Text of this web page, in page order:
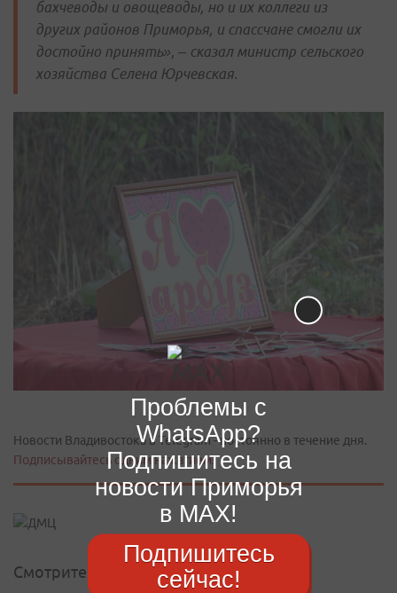
бахчеводы и овощеводы, но и их коллеги из
других районов Приморья, и спассчане смогли их
достойно принять», – сказал министр сельского
хозяйства Селена Юрчевская.
Новости Владивостока в Telegram - постоянно в течение дня.
Подписывайтесь одним нажатием!
Смотрите также
Проблемы с
WhatsApp?
Подпишитесь на
новости Приморья
в MAX!
Подпишитесь
сейчас!